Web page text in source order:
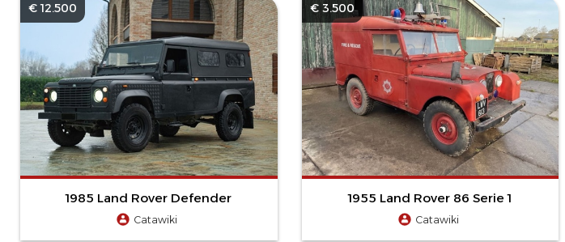
€ 12.500
1985 Land Rover Defender
Catawiki
€ 3.500
1955 Land Rover 86 Serie 1
Catawiki